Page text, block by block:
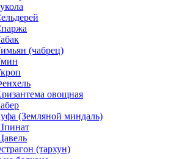
(чабрец)
овощная
(Земляной миндаль)
(тархун)